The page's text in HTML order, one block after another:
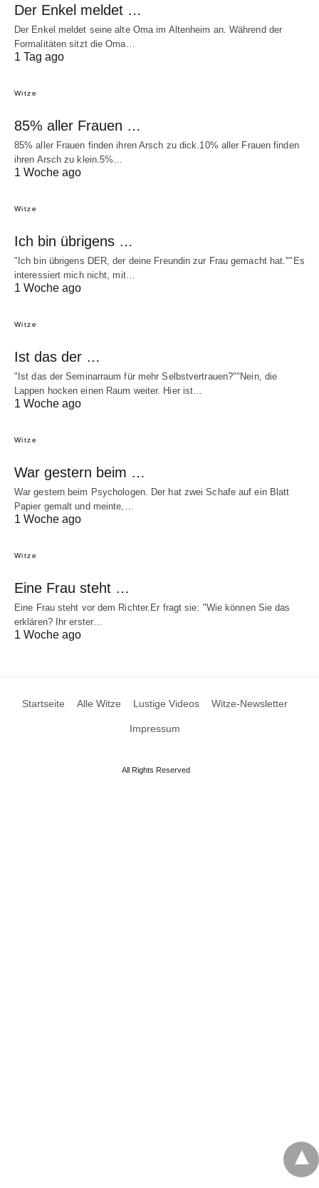
Der Enkel meldet …
Der Enkel meldet seine alte Oma im Altenheim an. Während der
Formalitäten sitzt die Oma…
1 Tag ago
Witze
85% aller Frauen …
85% aller Frauen finden ihren Arsch zu dick.10% aller Frauen finden
ihren Arsch zu klein.5%…
1 Woche ago
Witze
Ich bin übrigens …
"Ich bin übrigens DER, der deine Freundin zur Frau gemacht hat.""Es
interessiert mich nicht, mit…
1 Woche ago
Witze
Ist das der …
"Ist das der Seminarraum für mehr Selbstvertrauen?""Nein, die
Lappen hocken einen Raum weiter. Hier ist…
1 Woche ago
Witze
War gestern beim …
War gestern beim Psychologen. Der hat zwei Schafe auf ein Blatt
Papier gemalt und meinte,…
1 Woche ago
Witze
Eine Frau steht …
Eine Frau steht vor dem Richter.Er fragt sie: "Wie können Sie das
erklären? Ihr erster…
1 Woche ago
Startseite Alle Witze Lustige Videos Witze-Newsletter
Impressum
All Rights Reserved